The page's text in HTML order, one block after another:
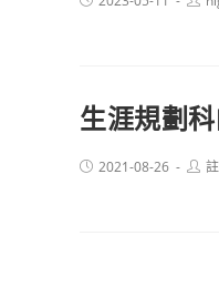
生涯規劃
Post2021-08-26
Post